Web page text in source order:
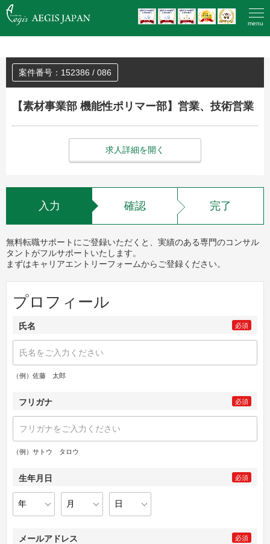
menu
HOME
案件番号：152386 / 086
【素材事業部 機能性ポリマー部】営業、技術営業
求人詳細を開く
入力 確認 完了
無料転職サポートにご登録いただくと、実績のある専門のコンサル
タントがフルサポートいたします。
まずはキャリアエントリーフォームからご登録ください。
プロフィール
氏名 必須
（例）佐藤 太郎
フリガナ 必須
（例）サトウ タロウ
生年月日 必須
メールアドレス 必須